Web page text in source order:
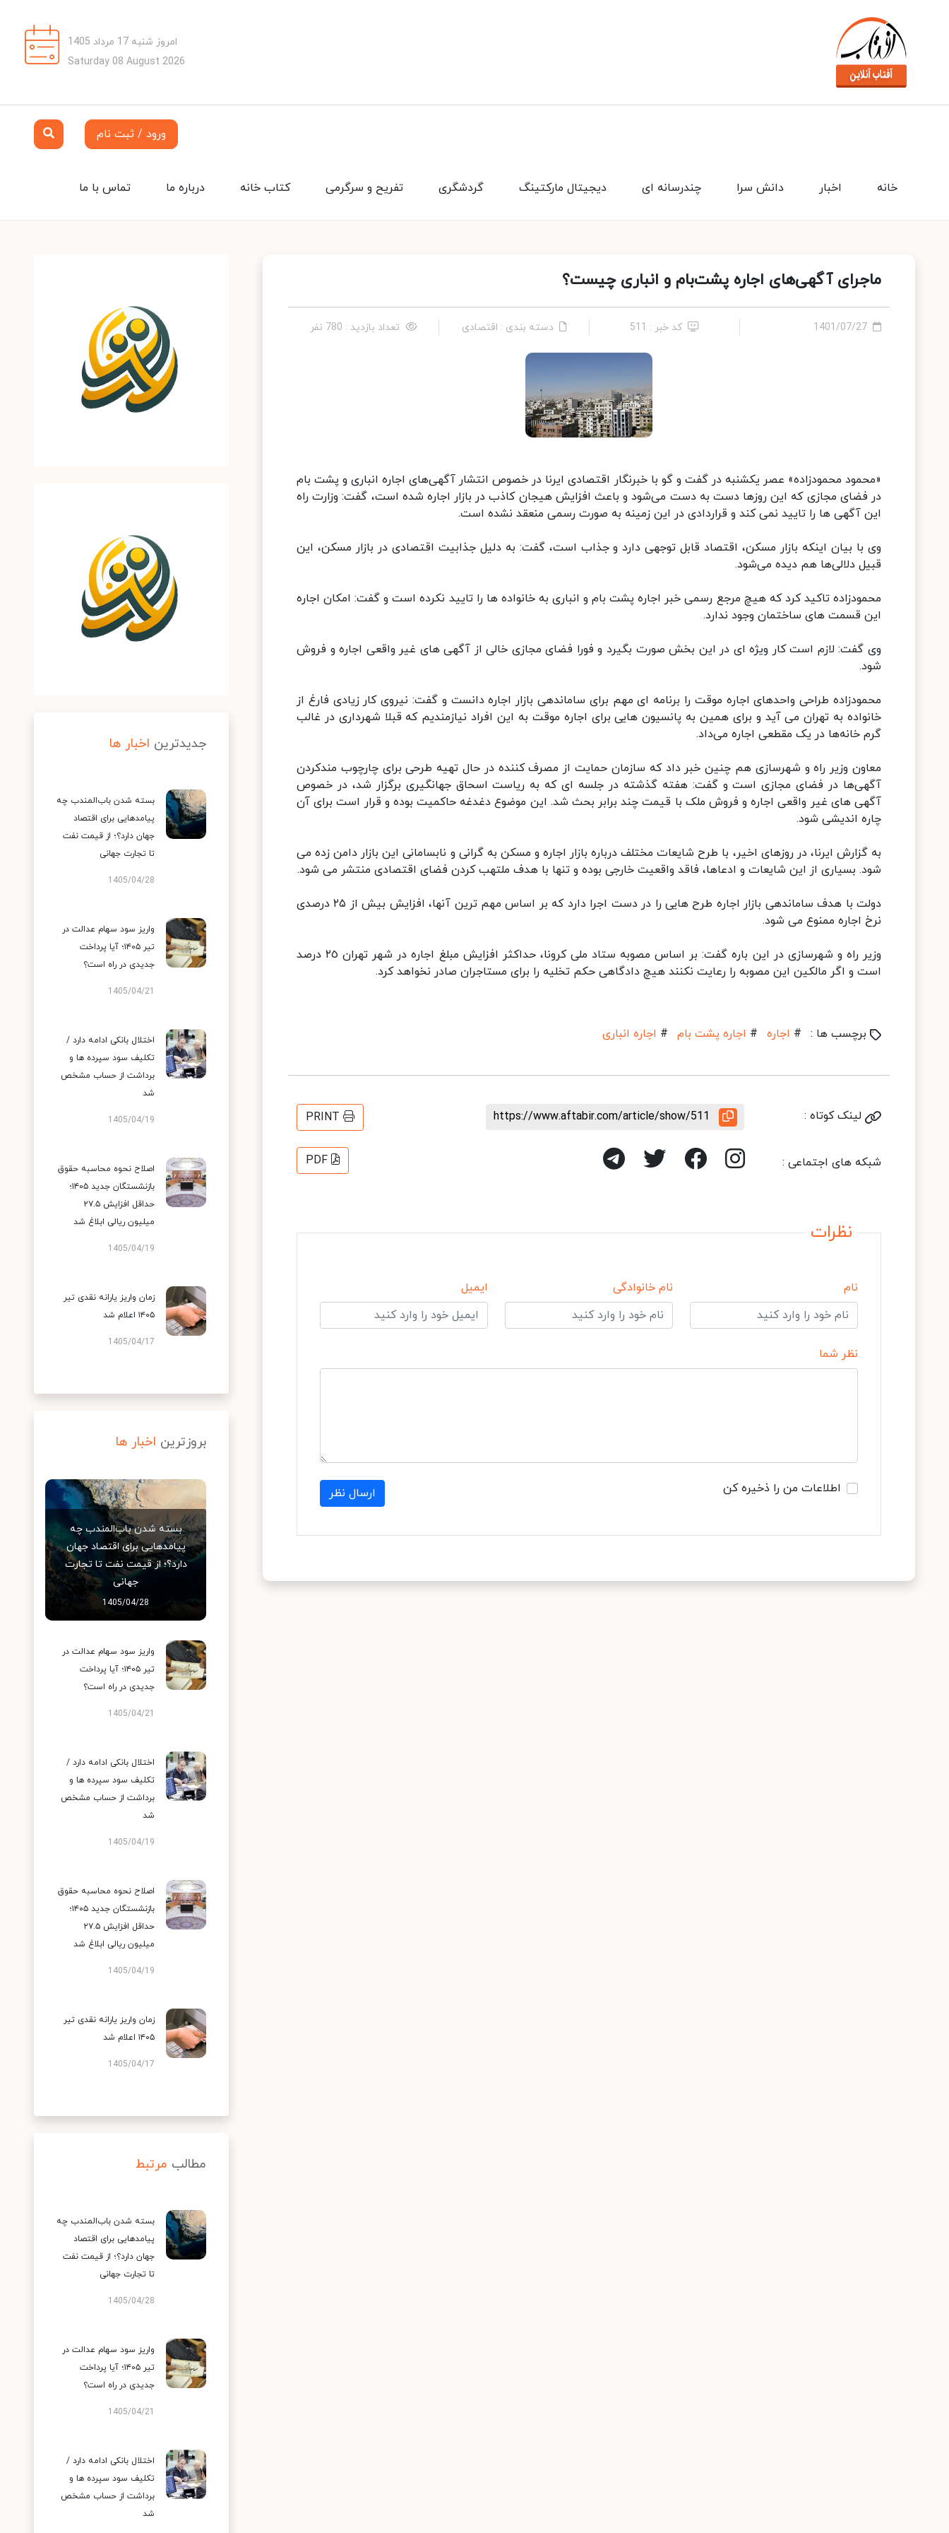
امروز شنبه 17 مرداد 1405
Saturday 08 August 2026
ورود / ثبت نام
تماس با ما درباره ما کتاب خانه تفریح و سرگرمی گردشگری دیجیتال مارکتینگ چندرسانه ای دانش سرا اخبار خانه
ماجرای آگهی‌های اجاره پشت‌بام و انباری چیست؟
1401/07/27 کد خبر : 511 دسته بندی : اقتصادی تعداد بازدید : 780 نفر
«محمود محمودزاده» عصر یکشنبه در گفت و گو با خبرنگار اقتصادی ایرنا در خصوص انتشار آگهی‌های اجاره انباری و پشت بام
در فضای مجازی که این روزها دست به دست می‌شود و باعث افزایش هیجان کاذب در بازار اجاره شده است، گفت: وزارت راه
این آگهی ها را تایید نمی کند و قراردادی در این زمینه به صورت رسمی منعقد نشده است.
وی با بیان اینکه بازار مسکن، اقتصاد قابل توجهی دارد و جذاب است، گفت: به دلیل جذابیت اقتصادی در بازار مسکن، این
قبیل دلالی‌ها هم دیده می‌شود.
محمودزاده تاکید کرد که هیچ مرجع رسمی خبر اجاره پشت بام و انباری به خانواده ها را تایید نکرده است و گفت: امکان اجاره
این قسمت های ساختمان وجود ندارد.
وی گفت: لازم است کار ویژه ای در این بخش صورت بگیرد و فورا فضای مجازی خالی از آگهی های غیر واقعی اجاره و فروش
شود.
محمودزاده طراحی واحدهای اجاره موقت را برنامه ای مهم برای ساماندهی بازار اجاره دانست و گفت: نیروی کار زیادی فارغ از
خانواده به تهران می آید و برای همین به پانسیون هایی برای اجاره موقت به این افراد نیازمندیم که قبلا شهرداری در غالب
گرم خانه‌ها در یک مقطعی اجاره می‌داد.
معاون وزیر راه و شهرسازی هم چنین خبر داد که سازمان حمایت از مصرف کننده در حال تهیه طرحی برای چارچوب مندکردن
آگهی‌ها در فضای مجازی است و گفت: هفته گذشته در جلسه ای که به ریاست اسحاق جهانگیری برگزار شد، در خصوص
آگهی های غیر واقعی اجاره و فروش ملک با قیمت چند برابر بحث شد. این موضوع دغدغه حاکمیت بوده و قرار است برای آن
چاره اندیشی شود.
به گزارش ایرنا، در روزهای اخیر، با طرح شایعات مختلف درباره بازار اجاره و مسکن به گرانی و نابسامانی این بازار دامن زده می
شود. بسیاری از این شایعات و ادعاها، فاقد واقعیت خارجی بوده و تنها با هدف ملتهب کردن فضای اقتصادی منتشر می شود.
دولت با هدف ساماندهی بازار اجاره طرح هایی را در دست اجرا دارد که بر اساس مهم ترین آنها، افزایش بیش از ۲۵ درصدی
نرخ اجاره ممنوع می شود.
وزیر راه و شهرسازی در این باره گفت: بر اساس مصوبه ستاد ملی کرونا، حداکثر افزایش مبلغ اجاره در شهر تهران ٢٥ درصد
است و اگر مالکین این مصوبه را رعایت نکنند هیچ دادگاهی حکم تخلیه را برای مستاجران صادر نخواهد کرد.
برچسب ها : # اجاره # اجاره پشت بام # اجاره انباری
لینک کوتاه : https://www.aftabir.com/article/show/511
PRINT
شبکه های اجتماعی : PDF
نظرات
نام نام خانوادگی ایمیل
نظر شما
اطلاعات من را ذخیره کن ارسال نظر
جدیدترین اخبار ها
بسته شدن باب‌المندب چه
پیامدهایی برای اقتصاد
جهان دارد؟؛ از قیمت نفت
تا تجارت جهانی
1405/04/28
واریز سود سهام عدالت در
تیر ۱۴۰۵؛ آیا پرداخت
جدیدی در راه است؟
1405/04/21
اختلال بانکی ادامه دارد /
تکلیف سود سپرده ها و
برداشت از حساب مشخص
شد
1405/04/19
اصلاح نحوه محاسبه حقوق
بازنشستگان جدید ۱۴۰۵؛
حداقل افزایش ۲۷.۵
میلیون ریالی ابلاغ شد
1405/04/19
زمان واریز یارانه نقدی تیر
۱۴۰۵ اعلام شد
1405/04/17
بروزترین اخبار ها
بسته شدن باب‌المندب چه
پیامدهایی برای اقتصاد جهان
دارد؟؛ از قیمت نفت تا تجارت
جهانی
1405/04/28
واریز سود سهام عدالت در
تیر ۱۴۰۵؛ آیا پرداخت
جدیدی در راه است؟
1405/04/21
اختلال بانکی ادامه دارد /
تکلیف سود سپرده ها و
برداشت از حساب مشخص
شد
1405/04/19
اصلاح نحوه محاسبه حقوق
بازنشستگان جدید ۱۴۰۵؛
حداقل افزایش ۲۷.۵
میلیون ریالی ابلاغ شد
1405/04/19
زمان واریز یارانه نقدی تیر
۱۴۰۵ اعلام شد
1405/04/17
مطالب مرتبط
بسته شدن باب‌المندب چه
پیامدهایی برای اقتصاد
جهان دارد؟؛ از قیمت نفت
تا تجارت جهانی
1405/04/28
واریز سود سهام عدالت در
تیر ۱۴۰۵؛ آیا پرداخت
جدیدی در راه است؟
1405/04/21
اختلال بانکی ادامه دارد /
تکلیف سود سپرده ها و
برداشت از حساب مشخص
شد